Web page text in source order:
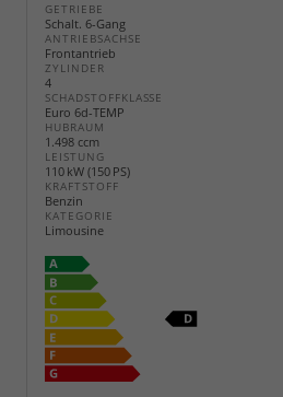
GETRIEBE
Schalt. 6-Gang
ANTRIEBSACHSE
Frontantrieb
ZYLINDER
4
SCHADSTOFFKLASSE
Euro 6d-TEMP
HUBRAUM
1.498 ccm
LEISTUNG
110 kW (150 PS)
KRAFTSTOFF
Benzin
KATEGORIE
Limousine